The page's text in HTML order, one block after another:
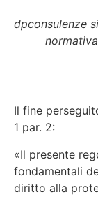
dpconsulenze
Il fine
1 par. 2:
«Il presente
fondamentali
diritto alla